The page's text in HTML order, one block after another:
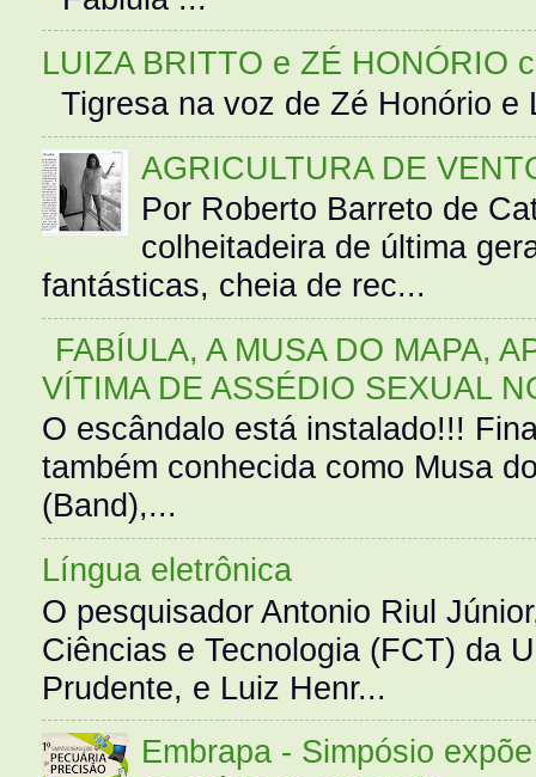
LUIZA BRITTO e ZÉ HONÓRIO
Tigresa na voz de Zé Honório
AGRICULTURA DE
Por Roberto Barreto de
colheitadeira de última
fantásticas, cheia de rec...
FABÍULA, A MUSA DO MAPA,
VÍTIMA DE ASSÉDIO SEXUAL
O escândalo está instalado!!!
também conhecida como Musa
(Band),...
Língua eletrônica
O pesquisador Antonio Riul
Ciências e Tecnologia (FCT) da
Prudente, e Luiz Henr...
Embrapa - Simpósio